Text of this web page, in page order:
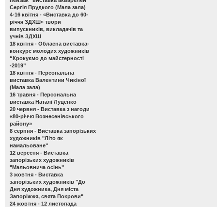
Сергія Прудкого (Мала зала)
4-16 квітня - «Виставка до 60-
річчя ЗДХШ» твори
випускників, викладачів та
учнів ЗДХШ
18 квітня - Обласна виставка-
конкурс молодих художників
“Крокуємо до майстерності
-2019”
18 квітня - Персональна
виставка Валентини Чикіної
(Мала зала)
16 травня - Персональна
виставка Наталі Луценко
20 червня - Виставка з нагоди
«80-річчя Вознесенівського
району»
8 серпня - Виставка запорізьких
художників "Літо як
намальоване"
12 вересня - Виставка
запорізьких художників
"Мальовнича осінь"
3 жовтня - Виставка
запорізьких художників "До
Дня художника, Дня міста
Запоріжжя, свята Покрови"
24 жовтня - 12 листопада